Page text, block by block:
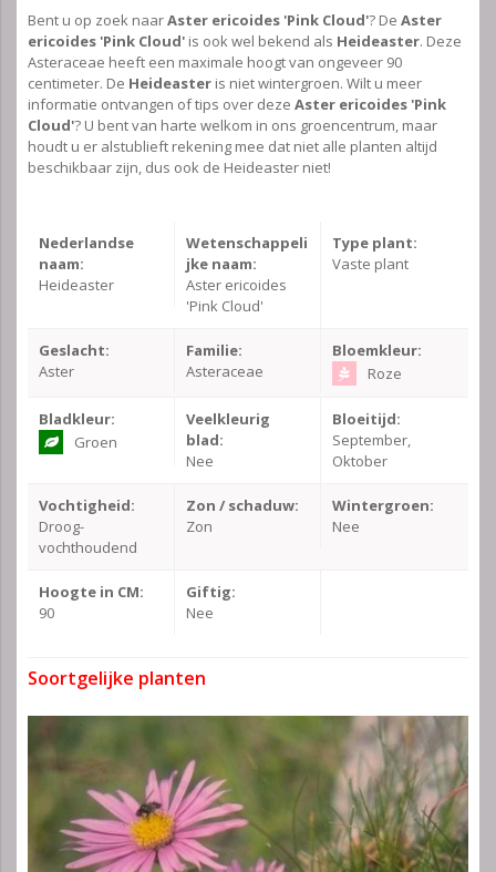
Bent u op zoek naarAster ericoides 'Pink Cloud'? De Aster
ericoides 'Pink Cloud' is ook wel bekend als Heideaster. Deze
Asteraceae heeft een maximale hoogt van ongeveer 90
centimeter. De Heideaster is niet wintergroen. Wilt u meer
informatie ontvangen of tips over deze Aster ericoides 'Pink
Cloud'? U bent van harte welkom in ons groencentrum, maar
houdt u er alstublieft rekening mee dat niet alle planten altijd
beschikbaar zijn, dus ook de Heideaster niet!
Nederlandse
naam:
Heideaster
Wetenschappeli
jke naam:
Aster ericoides
'Pink Cloud'
Type plant:
Vaste plant
Geslacht:
Aster
Familie:
Asteraceae
Bloemkleur:
Roze
Bladkleur:
Groen
Veelkleurig
blad:
Nee
Bloeitijd:
September,
Oktober
Vochtigheid:
Droog-
vochthoudend
Zon / schaduw:
Zon
Wintergroen:
Nee
Hoogte in CM:
90
Giftig:
Nee
Soortgelijke planten